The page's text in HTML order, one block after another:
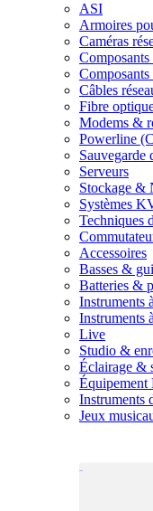
ASI
Armoires
Caméras
Câbles
Fibre
Modems &
Powerline
Sauvegarde
Serveurs
Stockage &
Systèmes
Techniques
Accessoires
Basses &
Batteries &
Instruments
Instruments
Live
Studio &
Éclairage &
Équipement
Instruments
Jeux